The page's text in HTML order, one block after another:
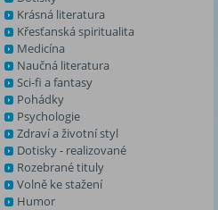
Krásná literatura
Křesťanská spiritualita
Medicína
Naučná literatura
Sci-fi a fantasy
Pohádky
Psychologie
Zdraví a životní styl
Dotisky - realizované
Rozebrané tituly
Volně ke stažení
Humor